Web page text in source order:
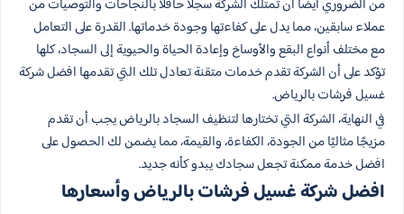
من الضروري أيضًا أن تمتلك الشركة سجلًا حافلًا بالنجاحات والتوصيات من
عملاء سابقين، مما يدل على كفاءتها وجودة خدماتها. القدرة على التعامل
مع مختلف أنواع البقع والأوساخ وإعادة الحياة والحيوية إلى السجاد، كلها
تؤكد على أن الشركة تقدم خدمات متقنة تعادل تلك التي تقدمها افضل شركة
غسيل فرشات بالرياض.
في النهاية، الشركة التي تختارها لتنظيف السجاد بالرياض يجب أن تقدم
مزيجًا مثاليًا من الجودة، الكفاءة، والقيمة، مما يضمن لك الحصول على
افضل خدمة ممكنة تجعل سجادك يبدو كأنه جديد.
افضل شركة غسيل فرشات بالرياض وأسعارها